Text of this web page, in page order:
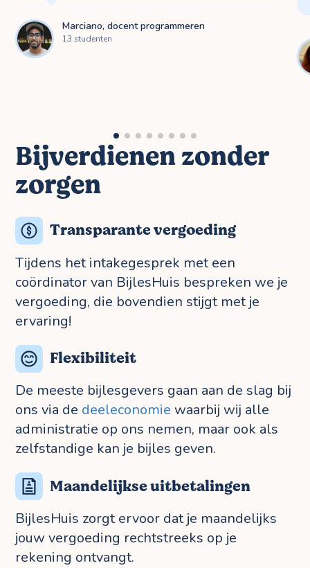
Marciano, docent programmeren
13 studenten
Bijverdienen zonder
zorgen
Transparante vergoeding
Tijdens het intakegesprek met een
coördinator van BijlesHuis bespreken we je
vergoeding, die bovendien stijgt met je
ervaring!
Flexibiliteit
De meeste bijlesgevers gaan aan de slag bij
ons via de deeleconomie waarbij wij alle
administratie op ons nemen, maar ook als
zelfstandige kan je bijles geven.
Maandelijkse uitbetalingen
BijlesHuis zorgt ervoor dat je maandelijks
jouw vergoeding rechtstreeks op je
rekening ontvangt.